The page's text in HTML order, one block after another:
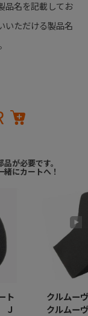
品名を記載してお
いただける製品名
が必要です。
にカートへ！
ト
Ｊ
クルムー
クルムー